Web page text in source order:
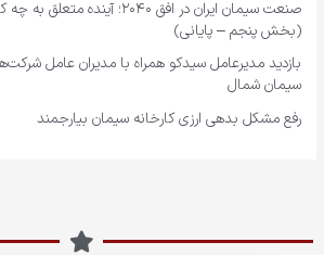
صنعت سیمان ایران در افق ۲۰۴۰؛
(بخش پنجم – پایانی)
بازدید مدیرعامل سیدکو همراه با مدیران عامل
سیمان شمال
رفع مشکل بدهی ارزی کارخانه سیمان بیارجمند